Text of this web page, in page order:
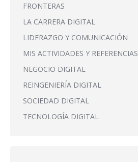
FRONTERAS
LA CARRERA DIGITAL
LIDERAZGO Y COMUNICACIÓN
MIS ACTIVIDADES Y REFERENCIAS
NEGOCIO DIGITAL
REINGENIERÍA DIGITAL
SOCIEDAD DIGITAL
TECNOLOGÍA DIGITAL